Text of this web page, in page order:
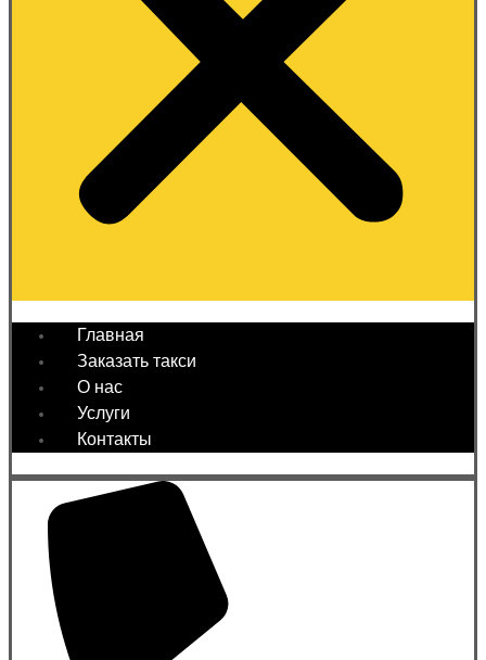
Главная
Заказать такси
О нас
Услуги
Контакты